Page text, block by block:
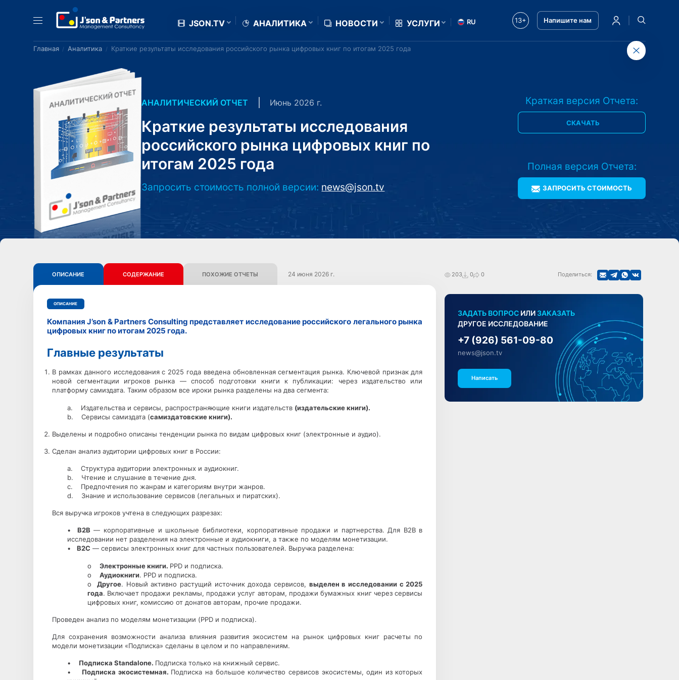
JSON.TV АНАЛИТИКА НОВОСТИ УСЛУГИ RU 13+ Напишите нам
Главная Аналитика Краткие результаты исследования российского рынка цифровых книг по итогам 2025 года
АНАЛИТИЧЕСКИЙ ОТЧЕТ Июнь 2026 г.
Краткие результаты исследования
российского рынка цифровых книг по
итогам 2025 года
Запросить стоимость полной версии: news@json.tv
Краткая версия Отчета:
СКАЧАТЬ
Полная версия Отчета:
ЗАПРОСИТЬ CТОИМОСТЬ
ОПИСАНИЕ СОДЕРЖАНИЕ ПОХОЖИЕ ОТЧЕТЫ 24 июня 2026 г.
ОПИСАНИЕ
Компания J’son & Partners Consulting представляет исследование российского легального рынка
цифровых книг по итогам 2025 года.
Главные результаты
В рамках данного исследования с 2025 года введена обновленная сегментация рынка. Ключевой признак для
новой сегментации игроков рынка — способ подготовки книги к публикации: через издательство или
платформу самиздата. Таким образом все ироки рынка разделены на два сегмента:
a. Издательства и сервисы, распространяющие книги издательств (издательские книги).
b. Сервисы самиздата (самиздатовские книги).
Выделены и подробно описаны тенденции рынка по видам цифровых книг (электронные и аудио).
Сделан анализ аудитории цифровых книг в России:
a. Структура аудитории электронных и аудиокниг.
b. Чтение и слушание в течение дня.
c. Предпочтения по жанрам и категориям внутри жанров.
d. Знание и использование сервисов (легальных и пиратских).
Вся выручка игроков учтена в следующих разрезах:
• В2В — корпоративные и школьные библиотеки, корпоративные продажи и партнерства. Для B2B в
исследовании нет разделения на электронные и аудиокниги, а также по моделям монетизации.
• В2С — сервисы электронных книг для частных пользователей. Выручка разделена:
o Электронные книги. PPD и подписка.
o Аудиокниги. PPD и подписка.
o Другое. Новый активно растущий источник дохода сервисов, выделен в исследовании с 2025
года. Включает продажи рекламы, продажи услуг авторам, продажи бумажных книг через сервисы
цифровых книг, комиссию от донатов авторам, прочие продажи.
Проведен анализ по моделям монетизации (PPD и подписка).
Для сохранения возможности анализа влияния развития экосистем на рынок цифровых книг расчеты по
модели монетизации «Подписка» сделаны в целом и по направлениям.
• Подписка Standalone. Подписка только на книжный сервис.
• Подписка экосистемная. Подписка на большое количество сервисов экосистемы, один из которых
203 0 0 Поделиться:
ЗАДАТЬ ВОПРОС ИЛИ ЗАКАЗАТЬ
ДРУГОЕ ИССЛЕДОВАНИЕ
+7 (926) 561-09-80
news@json.tv
Написать